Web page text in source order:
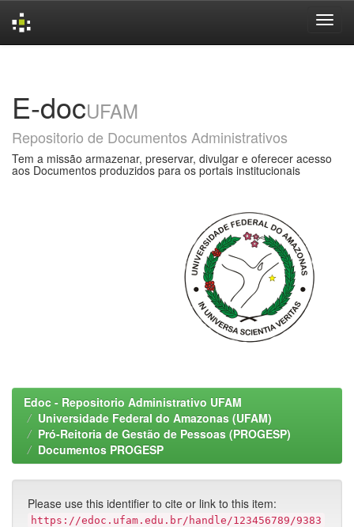
E-docUFAM
Repositorio de Documentos Administrativos
Tem a missão armazenar, preservar, divulgar e oferecer acesso
aos Documentos produzidos para os portais institucionais
Edoc - Repositorio Administrativo UFAM
Universidade Federal do Amazonas (UFAM)
Pró-Reitoria de Gestão de Pessoas (PROGESP)
Documentos PROGESP
Please use this identifier to cite or link to this item:
https://edoc.ufam.edu.br/handle/123456789/9383